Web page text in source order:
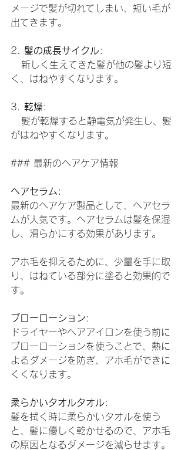
メージで髪が切れてしまい、短い毛が
出てきます。
2. 髪の成長サイクル:
新しく生えてきた髪が他の髪より短
く、はねやすくなります。
3. 乾燥:
髪が乾燥すると静電気が発生し、髪
がはねやすくなります。
### 最新のヘアケア情報
ヘアセラム :
最新のヘアケア製品として、ヘアセラ
ムが人気です。ヘアセラムは髪を保湿
し、滑らかにする効果があります。
アホ毛を抑えるために、少量を手に取
り、はねている部分に塗ると効果的で
す。
ブローローション:
ドライヤーやヘアアイロンを使う前に
ブローローションを使うことで、熱に
よるダメージを防ぎ、アホ毛ができに
くくなります。
柔らかいタオルタオル:
髪を拭く時に柔らかいタオルを使う
と、髪に優しく乾かせるので、アホ毛
の原因となるダメージを減らせます。